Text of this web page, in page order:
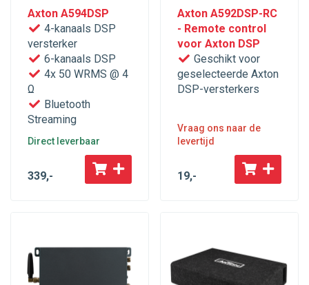
Axton A594DSP
4-kanaals DSP
versterker
6-kanaals DSP
4x 50 WRMS @ 4
Ω
Bluetooth
Streaming
Direct leverbaar
339,-
Axton A592DSP-RC
- Remote control
voor Axton DSP
Geschikt voor
geselecteerde Axton
DSP-versterkers
Vraag ons naar de
levertijd
19,-